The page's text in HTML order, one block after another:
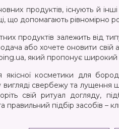
продуктів, існують й
що допомагають рівномірно
продуктів залежить від
або хочете оновити
який пропонує широкий
якісної косметики для
свербежу та лущення
свій ритуал догляду,
правильний підбір засобів –